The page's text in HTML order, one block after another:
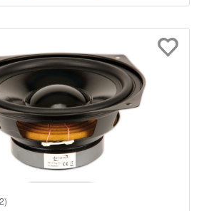
Bewertung von 4.8 von 5 Sternen